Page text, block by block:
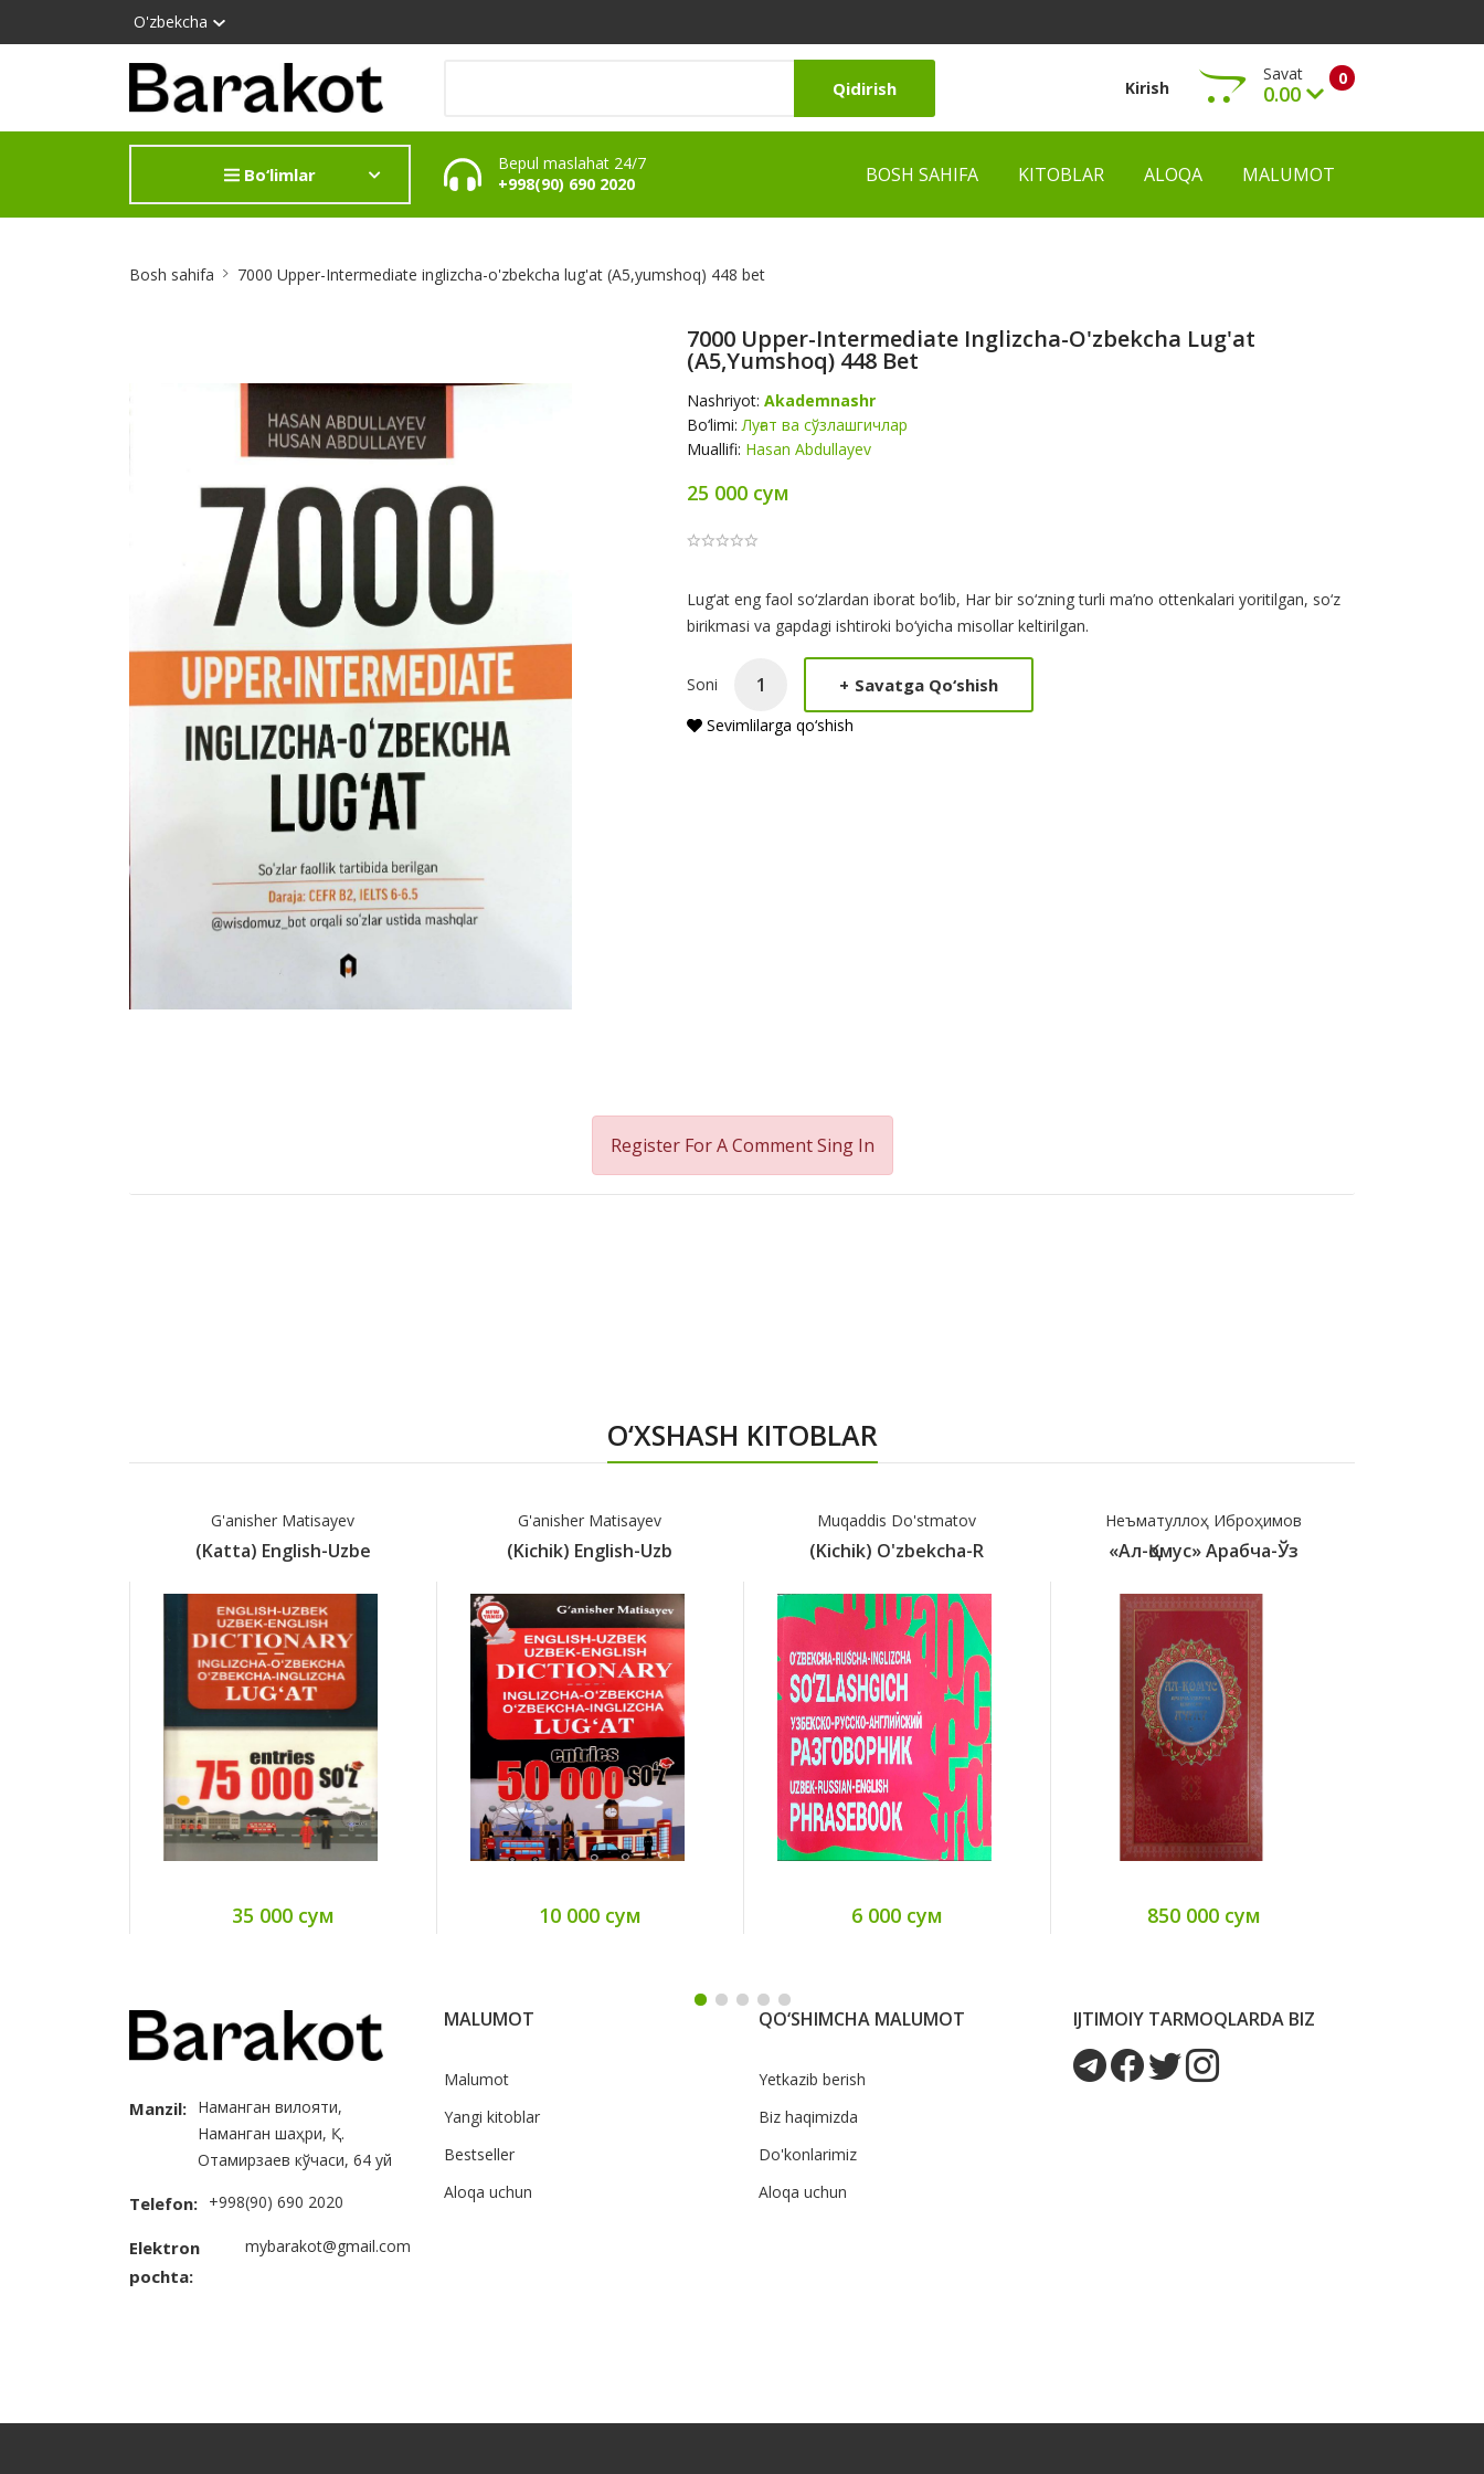
O'zbekcha
Qidirish Kirish 0
Savat
0.00
Ko‘rish
Bo‘limlar
Bepul maslahat 24/7
+998(90) 690 2020
BOSH SAHIFA KITOBLAR ALOQA MALUMOT
Bosh sahifa 7000 Upper-Intermediate inglizcha-o'zbekcha lug'at (A5,yumshoq) 448 bet
7000 Upper-Intermediate Inglizcha-O'zbekcha Lug'at
(A5,yumshoq) 448 Bet
Nashriyot: Akademnashr
Bo‘limi:Луғат ва сўзлашгичлар
Muallifi: Hasan Abdullayev
25 000 сум
Product
Summery
Lug‘at eng faol so‘zlardan iborat bo‘lib, Har bir so‘zning turli ma’no ottenkalari yoritilgan, so‘z
birikmasi va gapdagi ishtiroki bo‘yicha misollar keltirilgan.
Soni + Savatga Qo‘shish
Sevimlilarga qo‘shish
Register For A CommentSing In
O‘XSHASH KITOBLAR
G'anisher Matisayev
(Katta) English-Uzbe
35 000 сум
G'anisher Matisayev
(Kichik) English-Uzb
10 000 сум
Muqaddis Do'stmatov
(Kichik) O'zbekcha-R
6 000 сум
Неъматуллоҳ Иброҳимов
«Ал-Қомус» Арабча-Ўз
850 000 сум
Manzil: Наманган вилояти,
Наманган шаҳри, Қ.
Отамирзаев кўчаси, 64 уй
Telefon: +998(90) 690 2020
Elektron
pochta:
mybarakot@gmail.com
MALUMOT
Malumot
Yangi kitoblar
Bestseller
Aloqa uchun
QO‘SHIMCHA MALUMOT
Yetkazib berish
Biz haqimizda
Do'konlarimiz
Aloqa uchun
IJTIMOIY TARMOQLARDA BIZ